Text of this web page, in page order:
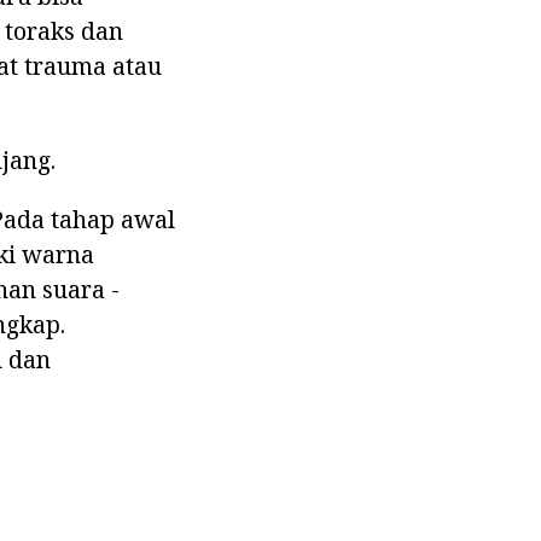
dan
trauma atau
tahap awal
warna
suara -
dan